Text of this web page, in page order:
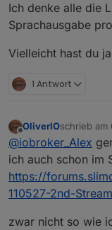
Ich denke alle die
Sprachausgabe
Vielleicht hast du
1 Antwort
Offline
OliverIOschrieb am
zuletzt
@iobroker_Alex
ich auch schon im
https://
110527-2nd-
zwar nicht so wie